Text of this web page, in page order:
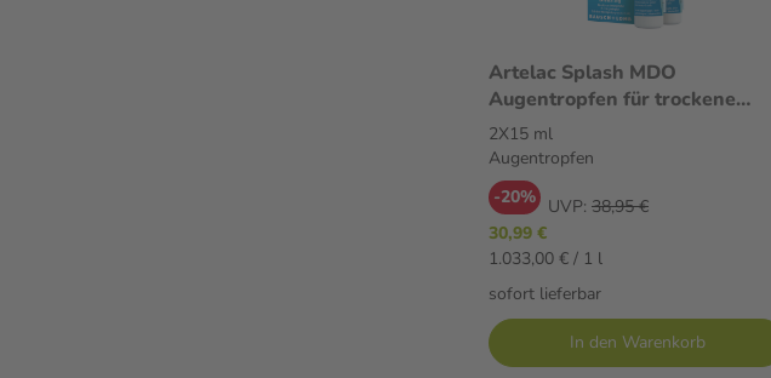
Artelac Splash MDO
Augentropfen für trockene
Augen 2X15 ml Augentropfen
2X15 ml
Augentropfen
-20% UVP: 38,95 €
30,99 €
1.033,00 € / 1 l
sofort lieferbar
In den Warenkorb